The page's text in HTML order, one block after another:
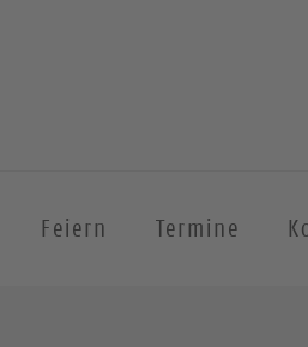
Feiern Termine